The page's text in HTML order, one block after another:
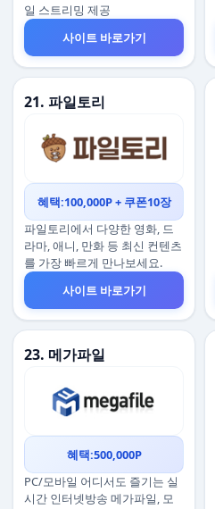
일 스트리밍 제공
사이트 바로가기
21. 파일토리
혜택:100,000P + 쿠폰10장
파일토리에서 다양한 영화, 드
라마, 애니, 만화 등 최신 컨텐츠
를 가장 빠르게 만나보세요.
사이트 바로가기
23. 메가파일
혜택:500,000P
PC/모바일 어디서도 즐기는 실
시간 인터넷방송 메가파일, 모